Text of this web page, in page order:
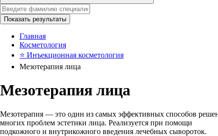
Показать результаты
Главная
Косметология
⭐ Инъекционная косметология
Мезотерапия лица
Мезотерапия лица
Мезотерапия — это один из самых эффективных способов
многих проблем эстетики лица. Реализуется при помощи
подкожного и внутрикожного введения лечебных сывороток.